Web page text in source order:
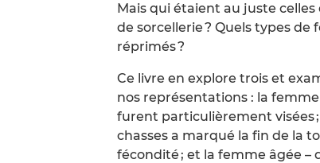
Mais qui étaient au juste celles
de sorcellerie ? Quels types
réprimés ?
Ce livre en explore trois et
nos représentations : la
furent particulièrement visées
chasses a marqué la fin de la
fécondité ; et la femme âgée –